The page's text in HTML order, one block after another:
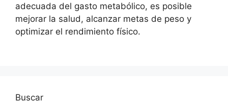
adecuada del gasto metabólico, es posible
mejorar la salud, alcanzar metas de peso y
optimizar el rendimiento físico.
Buscar